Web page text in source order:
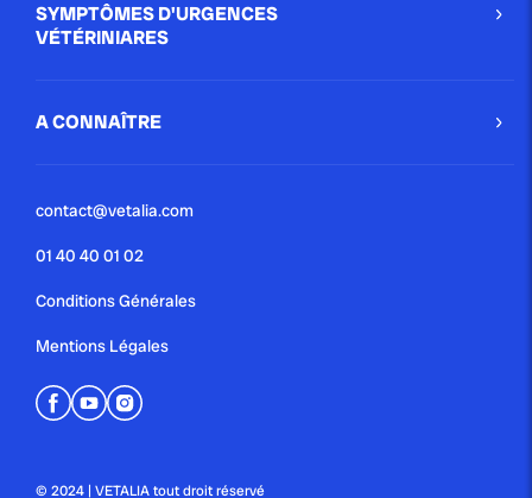
SYMPTÔMES D'URGENCES
VÉTÉRINIARES
A CONNAÎTRE
contact@vetalia.com
01 40 40 01 02
Conditions Générales
Mentions Légales
© 2024 | VETALIA tout droit réservé